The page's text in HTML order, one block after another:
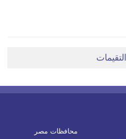
التقيمات
محافظات مصر